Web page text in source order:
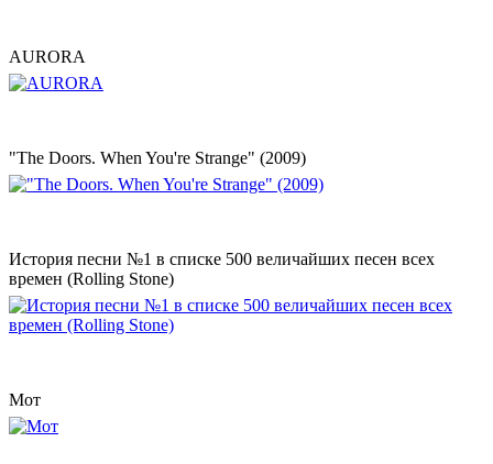
AURORA
"The Doors. When You're Strange" (2009)
История песни №1 в списке 500 величайших песен всех
времен (Rolling Stone)
Мот